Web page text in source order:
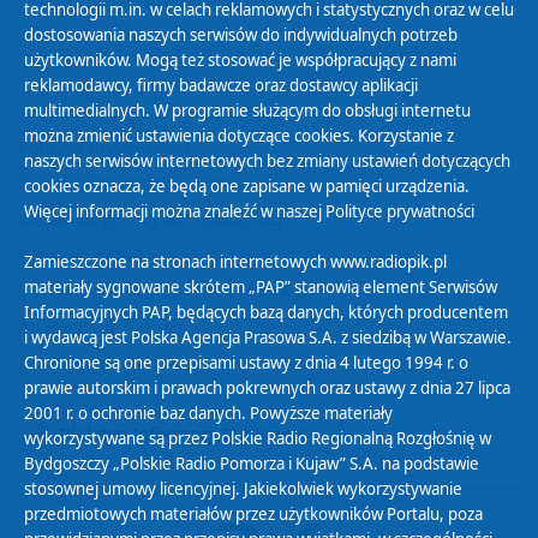
Polityka Prywatności
Zasady korzystania z Serwisu
Organizacje Pożytku Publicznego
Cyfryzacja DAB+
Polityka ochrony danych osobowych
Abonament
Zamówienia publiczne
Biuletyn Informacji Publicznej
technologii m.in. w celach reklamowych i statystycznych oraz w celu
dostosowania naszych serwisów do indywidualnych potrzeb
użytkowników. Mogą też stosować je współpracujący z nami
reklamodawcy, firmy badawcze oraz dostawcy aplikacji
multimedialnych. W programie służącym do obsługi internetu
można zmienić ustawienia dotyczące cookies. Korzystanie z
naszych serwisów internetowych bez zmiany ustawień dotyczących
cookies oznacza, że będą one zapisane w pamięci urządzenia.
Więcej informacji można znaleźć w naszej Polityce prywatności
Zamieszczone na stronach internetowych www.radiopik.pl
materiały sygnowane skrótem „PAP” stanowią element Serwisów
Informacyjnych PAP, będących bazą danych, których producentem
i wydawcą jest Polska Agencja Prasowa S.A. z siedzibą w Warszawie.
Chronione są one przepisami ustawy z dnia 4 lutego 1994 r. o
prawie autorskim i prawach pokrewnych oraz ustawy z dnia 27 lipca
2001 r. o ochronie baz danych. Powyższe materiały
wykorzystywane są przez Polskie Radio Regionalną Rozgłośnię w
Bydgoszczy „Polskie Radio Pomorza i Kujaw” S.A. na podstawie
stosownej umowy licencyjnej. Jakiekolwiek wykorzystywanie
przedmiotowych materiałów przez użytkowników Portalu, poza